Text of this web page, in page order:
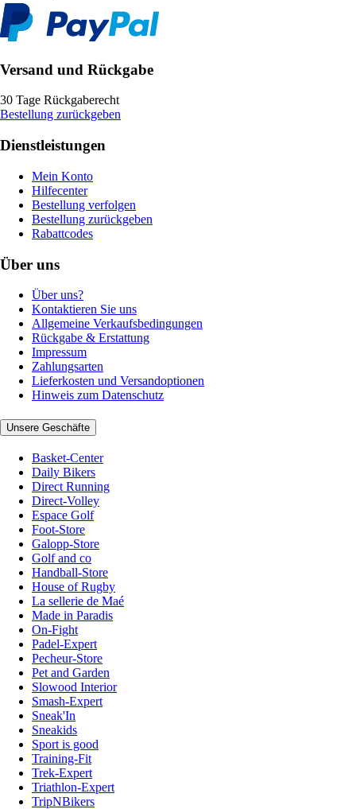
Versand und Rückgabe
30 Tage Rückgaberecht
Bestellung zurückgeben
Dienstleistungen
Mein Konto
Hilfecenter
Bestellung verfolgen
Bestellung zurückgeben
Rabattcodes
Über uns
Über uns?
Kontaktieren Sie uns
Allgemeine Verkaufsbedingungen
Rückgabe & Erstattung
Impressum
Zahlungsarten
Lieferkosten und Versandoptionen
Hinweis zum Datenschutz
Unsere Geschäfte
Basket-Center
Daily Bikers
Direct Running
Direct-Volley
Espace Golf
Foot-Store
Galopp-Store
Golf and co
Handball-Store
House of Rugby
La sellerie de Maé
Made in Paradis
On-Fight
Padel-Expert
Pecheur-Store
Pet and Garden
Slowood Interior
Smash-Expert
Sneak'In
Sneakids
Sport is good
Training-Fit
Trek-Expert
Triathlon-Expert
TripNBikers